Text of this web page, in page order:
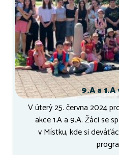
9.A a
V úterý 25. června 2024
akce 1.A a 9.A. Žáci se
v Místku, kde si